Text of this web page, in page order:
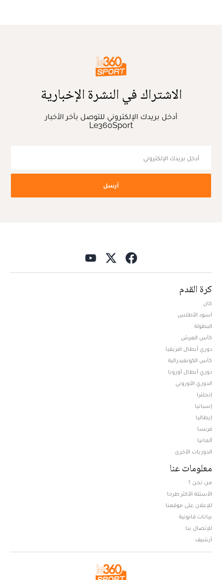
الاشتراك في النشرة الإخبارية
أدخل بريدك الإلكتروني للتوصل بآخر الأخبار
Le360Sport
أرسل
كرة القدم
كان
أسود الأطلس
البطولة
كأس العرش
دوري أبطال افريقيا
كأس الكونفيدرالية
دوري أبطال أوروبا
الدوري الأوروبي
إنجلترا
إسبانيا
إيطاليا
فرنسا
ألمانيا
الدوريات الأخرى
معلومات عنا
من نحن ؟
الأسئلة الأكثر طرحا
للإعلان على موقعنا
بيانات قانونية
للإتصال بنا
أرشيف